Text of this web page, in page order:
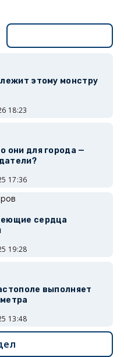
этому монстру
18:23
они для города —
17:36
сердца
19:28
выполняет
13:48